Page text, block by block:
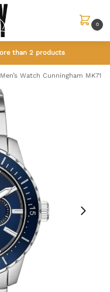
0
than 2 products
Watch Cunningham MK7153